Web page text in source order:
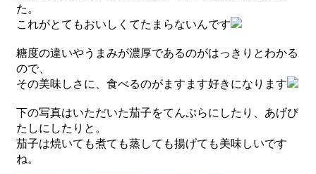
た。
これがとてもおいしくてたまらないんです
糖度の違いやうまみが濃厚であるのがはっきりとわかる
ので、
その美味しさに、食べるのがますます好きになります
下の写真はいただいた茄子をてんぷらにしたり、あげび
たしにしたりと。
茄子は焼いても煮ても蒸しても揚げても美味しいです
ね。